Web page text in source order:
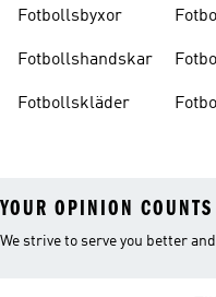
Fotbollsbyxor
Fotbollshandskar
Fotbollskläder
YOUR OPINION COUNTS
We strive to serve you better